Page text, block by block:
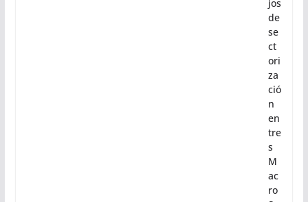
jos
de
se
ct
ori
za
ció
n
en
tre
s
M
ac
ro